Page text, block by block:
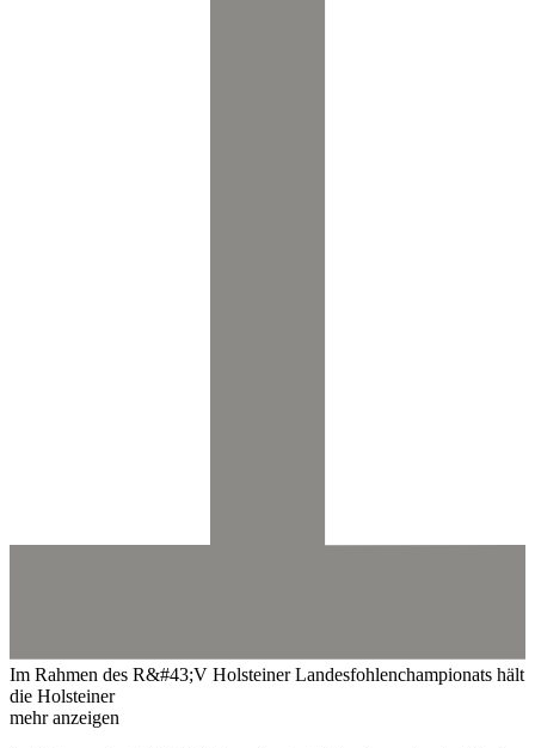
Im Rahmen des R&#43;V Holsteiner Landesfohlenchampionats hält
die Holsteiner
mehr anzeigen